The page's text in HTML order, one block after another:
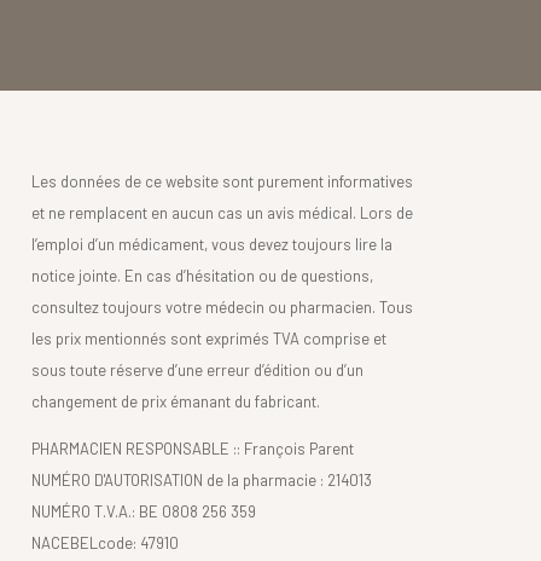
Les données de ce website sont purement informatives
et ne remplacent en aucun cas un avis médical. Lors de
l’emploi d’un médicament, vous devez toujours lire la
notice jointe. En cas d’hésitation ou de questions,
consultez toujours votre médecin ou pharmacien. Tous
les prix mentionnés sont exprimés TVA comprise et
sous toute réserve d’une erreur d’édition ou d’un
changement de prix émanant du fabricant.
PHARMACIEN RESPONSABLE :: François Parent
NUMÉRO D'AUTORISATION de la pharmacie : 214013
NUMÉRO T.V.A.: BE 0808 256 359
NACEBELcode: 47910